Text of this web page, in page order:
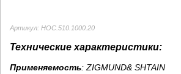
Артикул: HOC.510.1000.20
Технические характеристики:
Применяемость: ZIGMUND& SHTAIN